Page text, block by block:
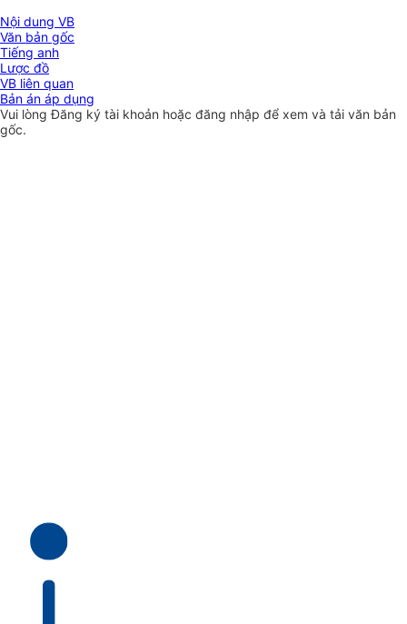
Nội dung VB
Văn bản gốc
Tiếng anh
Lược đồ
VB liên quan
Bản án áp dụng
Vui lòngĐăng ký tài khoản hoặc đăng nhập để xem và tải văn bản
gốc.